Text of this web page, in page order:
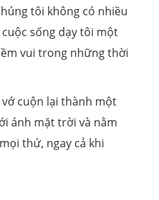
tôi không có nhiều
sống dạy tôi một
vui trong những thời
cuộn lại thành một
ánh mặt trời và nằm
thứ, ngay cả khi